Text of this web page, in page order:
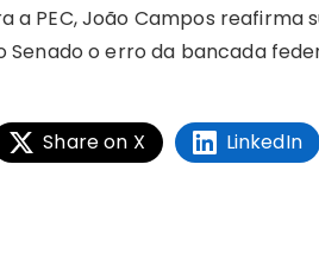
a PEC, João Campos reafirma
Senado o erro da bancada
Share on X LinkedIn